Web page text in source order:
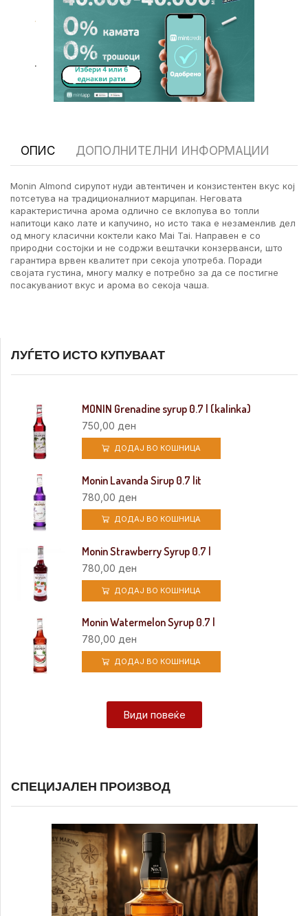
.
.
ОПИС ДОПОЛНИТЕЛНИ ИНФОРМАЦИИ
Monin Almond сирупот нуди автентичен и конзистентен вкус кој
потсетува на традиционалниот марципан. Неговата
карактеристична арома одлично се вклопува во топли
напитоци како лате и капучино, но исто така е незаменлив дел
од многу класични коктели како Mai Tai. Направен е со
природни состојки и не содржи вештачки конзерванси, што
гарантира врвен квалитет при секоја употреба. Поради
својата густина, многу малку е потребно за да се постигне
посакуваниот вкус и арома во секоја чаша.
ЛУЃЕТО ИСТО КУПУВААТ
MONIN Grenadine syrup 0.7 l (kalinka)
750,00 ден
ДОДАЈ ВО КОШНИЦА
Monin Lavanda Sirup 0.7 lit
780,00 ден
ДОДАЈ ВО КОШНИЦА
Monin Strawberry Syrup 0.7 l
780,00 ден
ДОДАЈ ВО КОШНИЦА
Monin Watermelon Syrup 0.7 l
780,00ден
ДОДАЈ ВО КОШНИЦА
Види повеќе
СПЕЦИЈАЛЕН ПРОИЗВОД